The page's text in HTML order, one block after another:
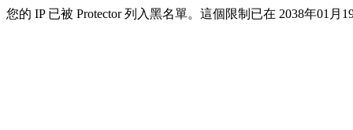
您的 IP 已被 Protector 列入黑名單。這個限制已在 2038年01月